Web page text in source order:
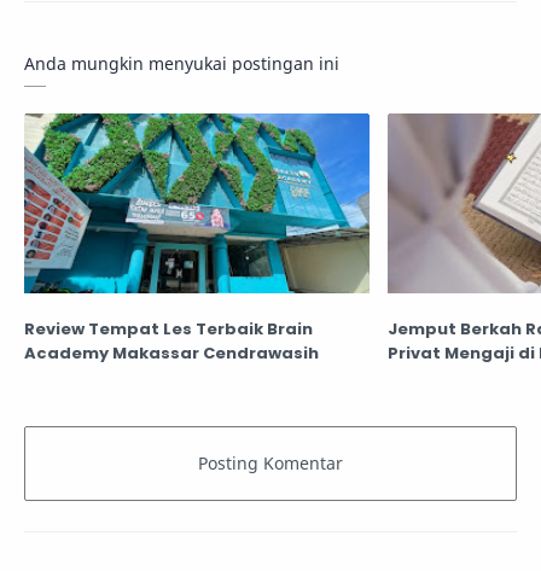
Anda mungkin menyukai postingan ini
Review Tempat Les Terbaik Brain
Academy Makassar Cendrawasih
Jemput Berkah
Privat Mengaji di